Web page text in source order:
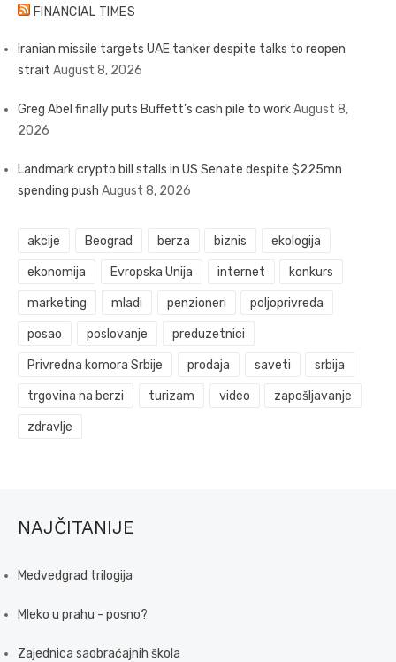
FINANCIAL TIMES
Iranian missile targets UAE tanker despite talks to reopen
strait August 8, 2026
Greg Abel finally puts Buffett’s cash pile to workAugust 8,
2026
Landmark crypto bill stalls in US Senate despite $225mn
spending push August 8, 2026
akcije Beograd berza biznis ekologija
ekonomija Evropska Unija internet konkurs
marketing mladi penzioneri poljoprivreda
posao poslovanje preduzetnici
Privredna komora Srbije prodaja saveti srbija
trgovina na berzi turizam video zapošljavanje
zdravlje
NAJČITANIJE
Medvedgrad trilogija
Mleko u prahu - posno?
Zajednica saobraćajnih škola